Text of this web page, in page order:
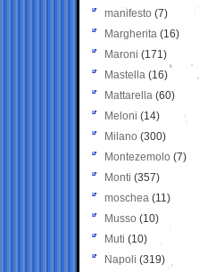
manifesto (7)
Margherita (16)
Maroni (171)
Mastella (16)
Mattarella (60)
Meloni (14)
Milano (300)
Montezemolo (7)
Monti (357)
moschea (11)
Musso (10)
Muti (10)
Napoli (319)